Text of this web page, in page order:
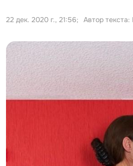
22 дек. 2020 г., 21:56; Автор текста: